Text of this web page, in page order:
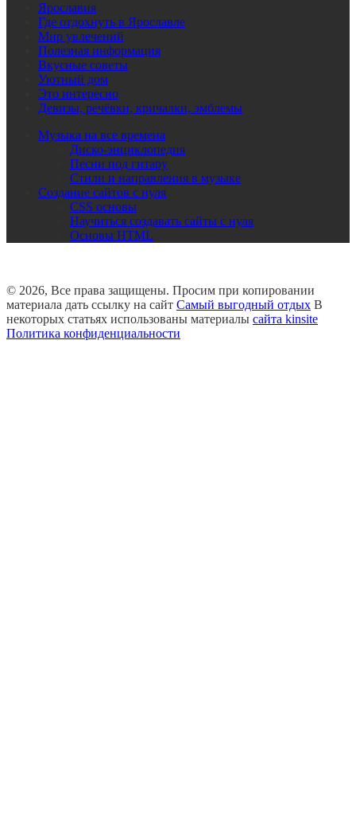
Ярославия
Где отдохнуть в Ярославле
Мир увлечений
Полезная информация
Вкусные советы
Уютный дом
Это интересно
Девизы, речёвки, кричалки, эмблемы
Музыка на все времена
Диско-энциклопедия
Песни под гитару
Стили и направления в музыке
Создание сайтов с нуля
CSS основы
Научиться создавать сайты с нуля
Основы HTML
© 2026, Все права защищены. Просим при копировании
материала дать ссылку на сайт Самый выгодный отдых В
некоторых статьях использованы материалы сайта kinsite
Политика конфиденциальности